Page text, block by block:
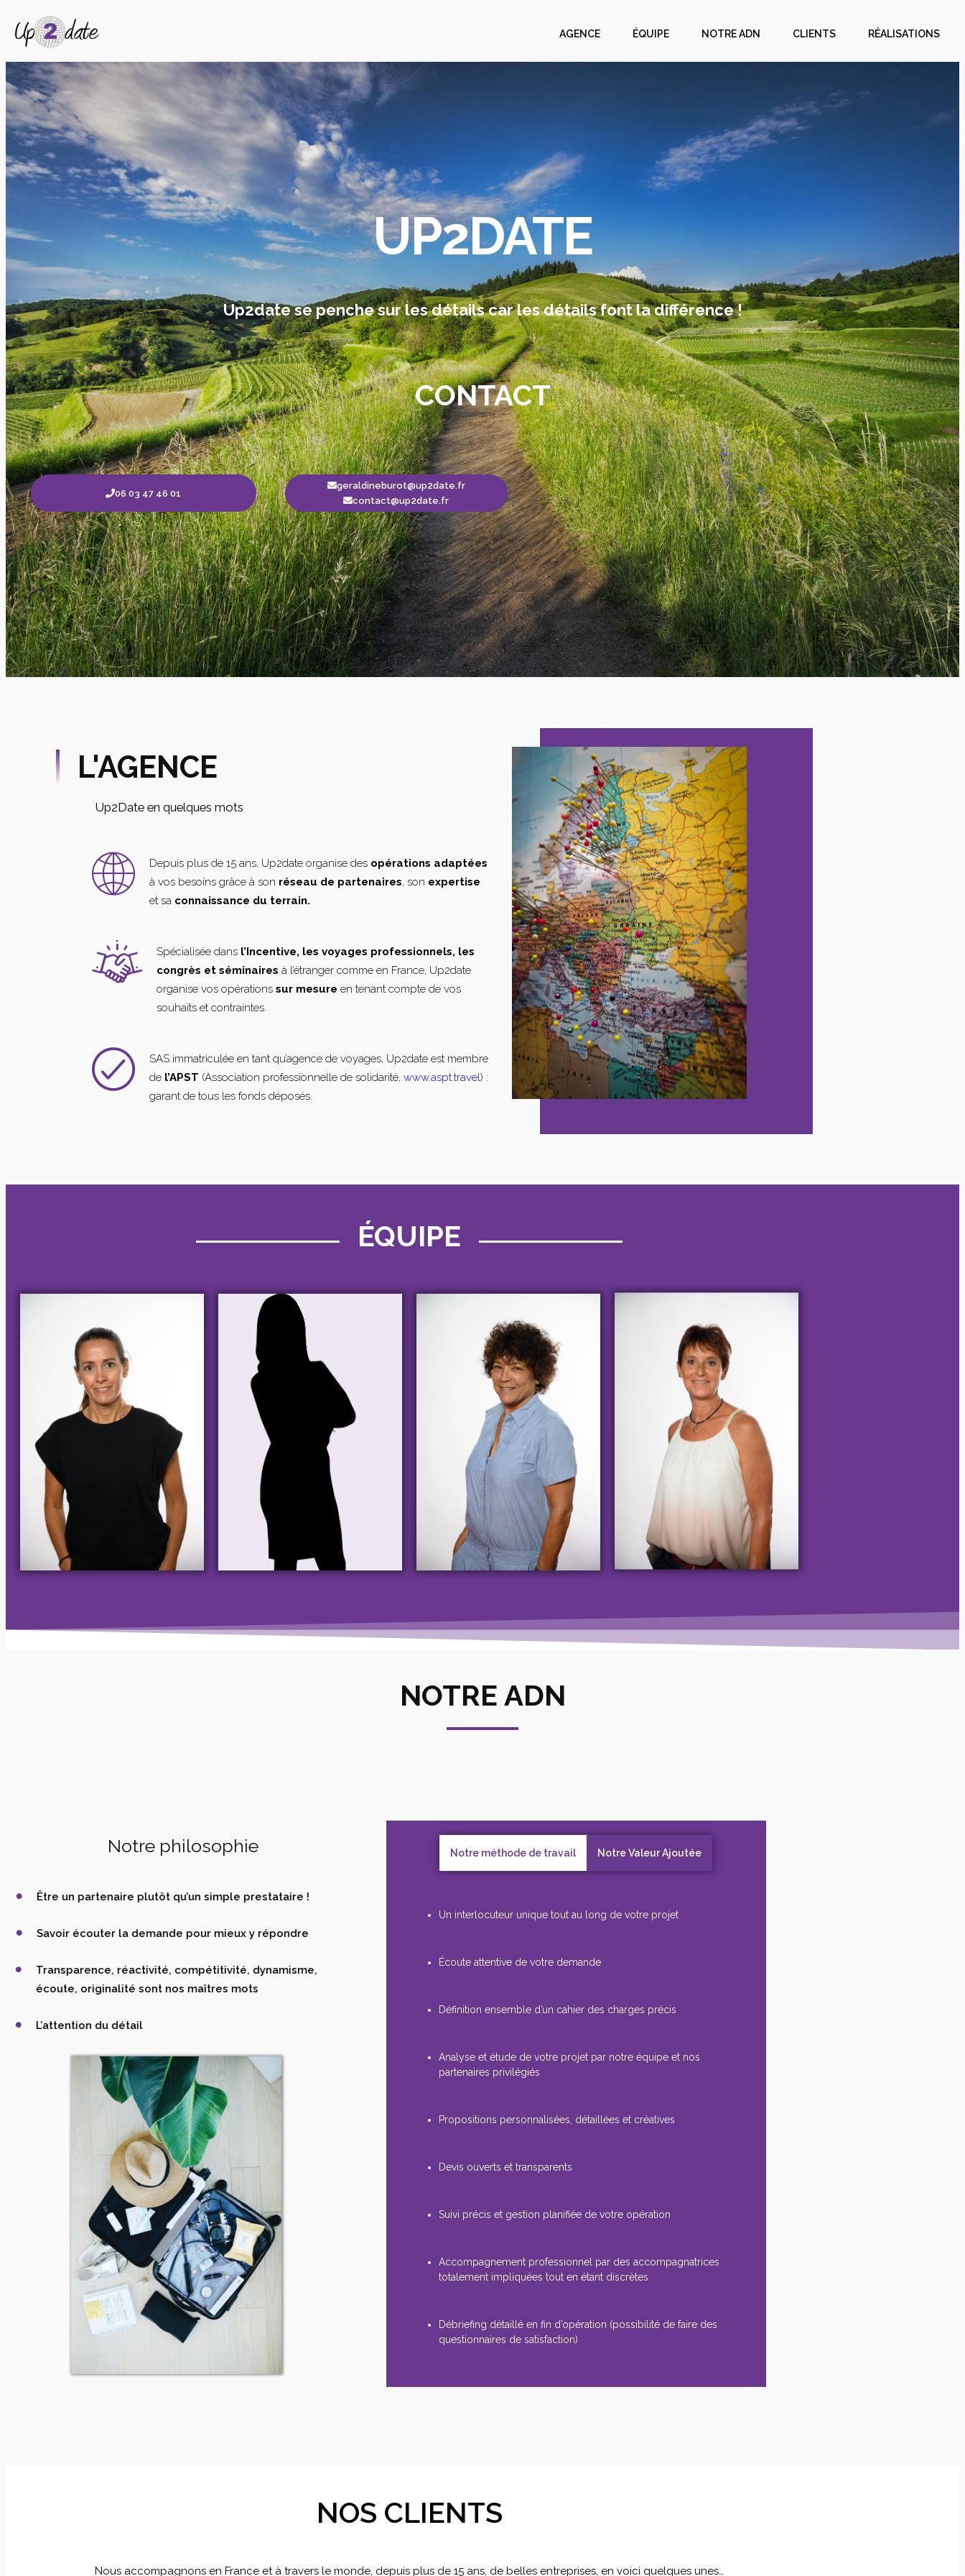
AGENCE ÉQUIPE NOTRE ADN CLIENTS RÉALISATIONS
UP2DATE
Up2date se penche sur les détails car les détails font la différence !
CONTACT
06 03 47 46 01
geraldineburot@up2date.fr
contact@up2date.fr
L'AGENCE
Up2Date en quelques mots
Depuis plus de 15 ans, Up2date organise des opérations adaptées
à vos besoins grâce à son réseau de partenaires, son expertise
et sa connaissance du terrain.
Spécialisée dans l’Incentive, les voyages professionnels, les
congrès et séminaires à l’étranger comme en France, Up2date
organise vos opérations sur mesure en tenant compte de vos
souhaits et contraintes.
SAS immatriculée en tant qu’agence de voyages, Up2date est membre
de l’APST (Association professionnelle de solidarité, www.aspt.travel) :
garant de tous les fonds déposés.
ÉQUIPE
NOTRE ADN
Notre philosophie
Être un partenaire plutôt qu’un simple prestataire !
Savoir écouter la demande pour mieux y répondre
Transparence, réactivité, compétitivité, dynamisme,
écoute, originalité sont nos maîtres mots
L’attention du détail
Notre méthode de travail Notre Valeur Ajoutée
Un interlocuteur unique tout au long de votre projet
Écoute attentive de votre demande
Définition ensemble d’un cahier des charges précis
Analyse et étude de votre projet par notre équipe et nos
partenaires privilégiés
Propositions personnalisées, détaillées et créatives
Devis ouverts et transparents
Suivi précis et gestion planifiée de votre opération
Accompagnement professionnel par des accompagnatrices
totalement impliquées tout en étant discrètes
Débriefing détaillé en fin d’opération (possibilité de faire des
questionnaires de satisfaction)
NOS CLIENTS
Nous accompagnons en France et à travers le monde, depuis plus de 15 ans, de belles entreprises, en voici quelques unes…